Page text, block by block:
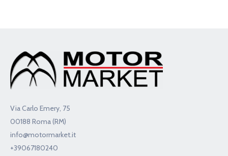
Via Carlo Emery, 75
00188 Roma (RM)
info@motormarket.it
+39067180240